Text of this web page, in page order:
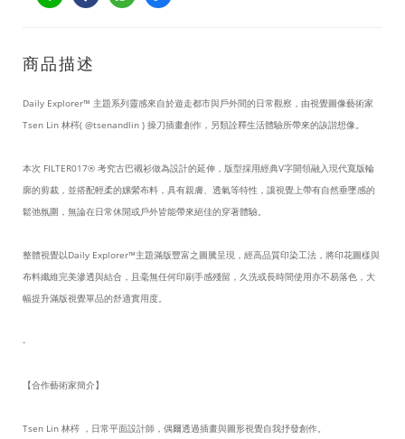
商品描述
Daily Explorer™ 主題系列靈感來自於遊走都市與戶外間的日常觀察，由視覺圖像藝術家
Tsen Lin 林梣( @tsenandlin ) 操刀插畫創作，另類詮釋生活體驗所帶來的詼諧想像。
本次 FILTER017® 考究古巴襯衫做為設計的延伸，版型採用經典V字開領融入現代寬版輪
廓的剪裁，並搭配輕柔的嫘縈布料，具有親膚、透氣等特性，讓視覺上帶有自然垂墜感的
鬆弛氛圍，無論在日常休閒或戶外皆能帶來絕佳的穿著體驗。
整體視覺以Daily Explorer™主題滿版豐富之圖騰呈現，經高品質印染工法，將印花圖樣與
布料纖維完美滲透與結合，且毫無任何印刷手感殘留，久洗或長時間使用亦不易落色，大
幅提升滿版視覺單品的舒適實用度。
-
【合作藝術家簡介】
Tsen Lin 林梣 ，日常平面設計師，偶爾透過插畫與圖形視覺自我抒發創作。